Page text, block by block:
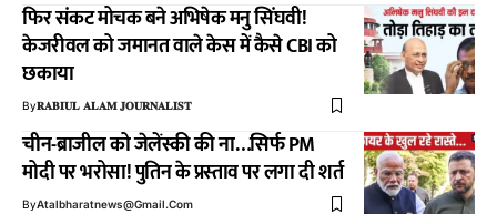
फिर संकट मोचक बने अभिषेक मनु सिंघवी!
केजरीवल को जमानत वाले केस में कैसे CBI को
छकाया
By𝐑𝐀𝐁𝐈𝐔𝐋 𝐀𝐋𝐀𝐌 𝐉𝐎𝐔𝐑𝐍𝐀𝐋𝐈𝐒𝐓
चीन-ब्राजील को जेलेंस्‍की की ना…सिर्फ PM
मोदी पर भरोसा! पुत‍िन के प्रस्‍ताव पर लगा दी शर्त
ByAtalbharatnews@gmail.com